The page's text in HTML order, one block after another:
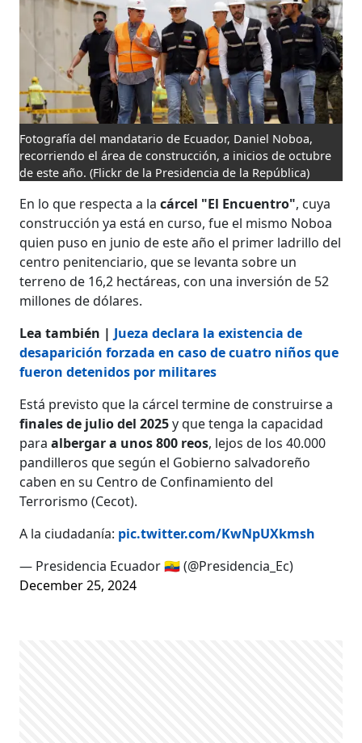
Fotografía del mandatario de Ecuador, Daniel Noboa,
recorriendo el área de construcción, a inicios de octubre
de este año. (Flickr de la Presidencia de la República)
En lo que respecta a la cárcel "El Encuentro", cuya
construcción ya está en curso, fue el mismo Noboa
quien puso en junio de este año el primer ladrillo del
centro penitenciario, que se levanta sobre un
terreno de 16,2 hectáreas, con una inversión de 52
millones de dólares.
Lea también | Jueza declara la existencia de
desaparición forzada en caso de cuatro niños que
fueron detenidos por militares
Está previsto que la cárcel termine de construirse a
finales de julio del 2025y que tenga la capacidad
para albergar a unos 800 reos, lejos de los 40.000
pandilleros que según el Gobierno salvadoreño
caben en su Centro de Confinamiento del
Terrorismo (Cecot).
A la ciudadanía: pic.twitter.com/KwNpUXkmsh
— Presidencia Ecuador 🇪🇨 (@Presidencia_Ec)
December 25, 2024